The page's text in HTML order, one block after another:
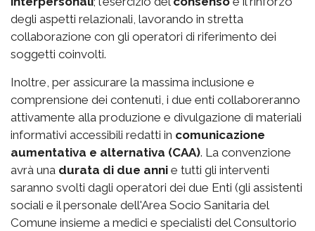
degli aspetti relazionali, lavorando in stretta
collaborazione con gli operatori di riferimento dei
soggetti coinvolti.
Inoltre, per assicurare la massima inclusione e
comprensione dei contenuti, i due enti collaboreranno
attivamente alla produzione e divulgazione di materiali
informativi accessibili redatti in comunicazione
aumentativa e alternativa (CAA). La convenzione
avrà una durata di due anni e tutti gli interventi
saranno svolti dagli operatori dei due Enti (gli assistenti
sociali e il personale dell'Area Socio Sanitaria del
Comune insieme a medici e specialisti del Consultorio